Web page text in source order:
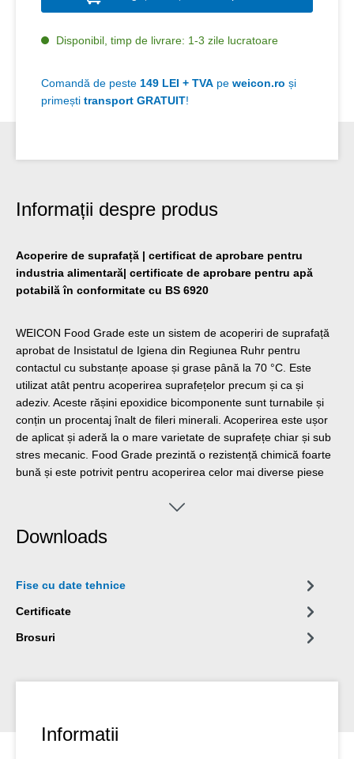
Disponibil, timp de livrare: 1-3 zile lucratoare
Comandă de peste 149 LEI + TVA pe weicon.ro și
primești transport GRATUIT!
Informații despre produs
Acoperire de suprafață | certificat de aprobare pentru
industria alimentară| certificate de aprobare pentru apă
potabilă în conformitate cu BS 6920
WEICON Food Grade este un sistem de acoperiri de suprafață
aprobat de Insistatul de Igiena din Regiunea Ruhr pentru
contactul cu substanțe apoase și grase până la 70 °C. Este
utilizat atât pentru acoperirea suprafețelor precum și ca și
adeziv. Aceste rășini epoxidice bicomponente sunt turnabile și
conțin un procentaj înalt de fileri minerali. Acoperirea este ușor
de aplicat și aderă la o mare varietate de suprafețe chiar și sub
stres mecanic. Food Grade prezintă o rezistență chimică foarte
bună și este potrivit pentru acoperirea celor mai diverse piese
buncăre, rezervoare și conducte. Grație certificării pentru
sectorul apei potabile, din industria băuturilor, industria
utilizat singur sau în combinație cu alte tipuri de Metale Plastice
pentru obținerea unor sisteme de acoperire de suprafață
Downloads
Fise cu date tehnice
Certificate
Brosuri
Informatii